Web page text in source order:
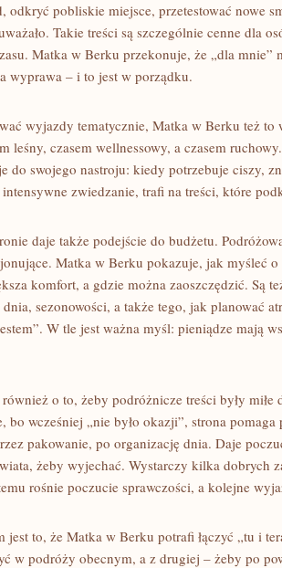
odkryć pobliskie miejsce, przetestować nowe
Takie treści są szczególnie cenne dla
Matka w Berku przekonuje, że „dla mnie”
wyprawa – i to jest w porządku.
wyjazdy tematycznie, Matka w Berku też
leśny, czasem wellnessowy, a czasem
do swojego nastroju: kiedy potrzebuje ciszy,
zwiedzanie, trafi na treści, które
daje także podejście do budżetu.
Matka w Berku pokazuje, jak myśleć
komfort, a gdzie można zaoszczędzić. Są
sezonowości, a także tego, jak planować
W tle jest ważna myśl: pieniądze mają
o to, żeby podróżnicze treści były miłe
bo wcześniej „nie było okazji”, strona
pakowanie, po organizację dnia. Daje
żeby wyjechać. Wystarczy kilka dobrych
rośnie poczucie sprawczości, a kolejne
jest to, że Matka w Berku potrafi łączyć „tu i
w podróży obecnym, a z drugiej – żeby po